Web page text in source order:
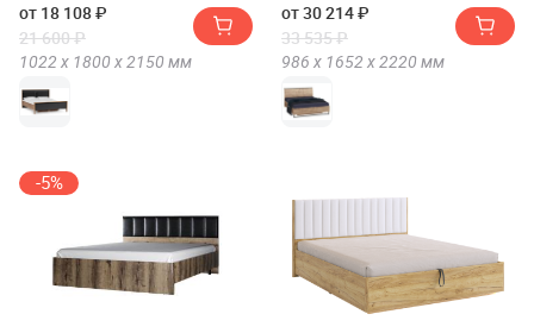
от 18 108 ₽
21 600 ₽
1022 х 1800 х2150 мм
от 30 214 ₽
33 535 ₽
986 х 1652 х2220 мм
-5%